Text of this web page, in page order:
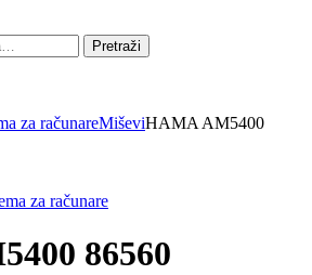
Pretraži
za računareMiševiHAMA AM5400
za računare
86560